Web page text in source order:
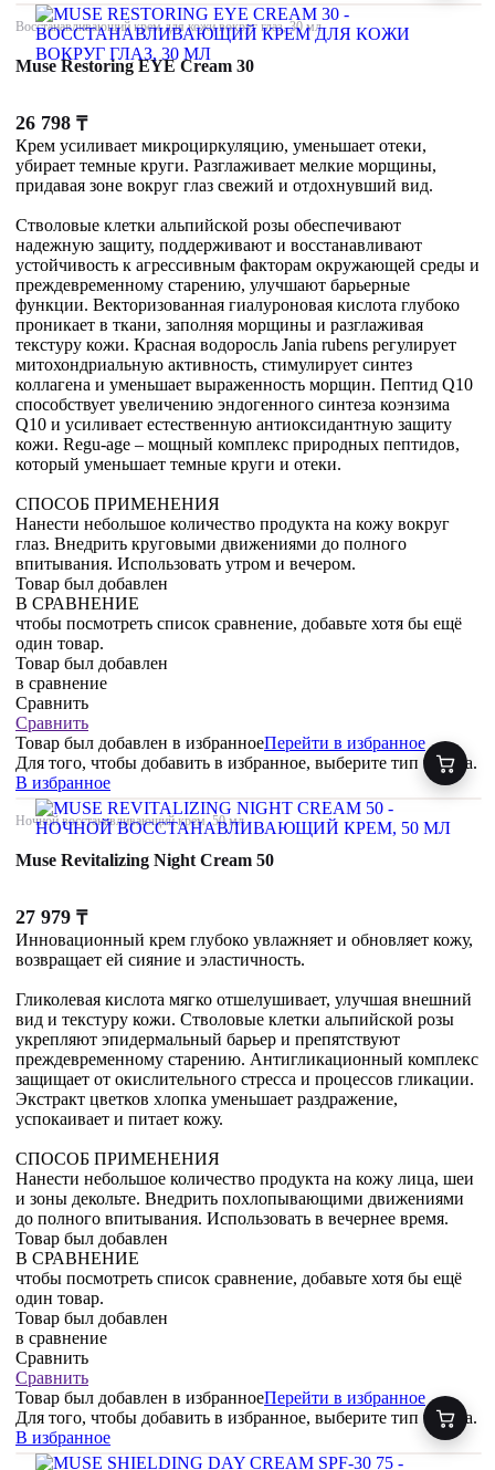
Восстанавливающий крем для кожи вокруг глаз, 30 мл
Muse Restoring EYE Cream 30
26 798 ₸
Крем усиливает микроциркуляцию, уменьшает отеки,
убирает темные круги. Разглаживает мелкие морщины,
придавая зоне вокруг глаз свежий и отдохнувший вид.
Стволовые клетки альпийской розы обеспечивают
надежную защиту, поддерживают и восстанавливают
устойчивость к агрессивным факторам окружающей среды и
преждевременному старению, улучшают барьерные
функции. Векторизованная гиалуроновая кислота глубоко
проникает в ткани, заполняя морщины и разглаживая
текстуру кожи. Красная водоросль Jania rubens регулирует
митохондриальную активность, стимулирует синтез
коллагена и уменьшает выраженность морщин. Пептид Q10
способствует увеличению эндогенного синтеза коэнзима
Q10 и усиливает естественную антиоксидантную защиту
кожи. Regu-age – мощный комплекс природных пептидов,
который уменьшает темные круги и отеки.
СПОСОБ ПРИМЕНЕНИЯ
Нанести небольшое количество продукта на кожу вокруг
глаз. Внедрить круговыми движениями до полного
впитывания. Использовать утром и вечером.
Товар был добавлен
В СРАВНЕНИЕ
чтобы посмотреть список сравнение, добавьте хотя бы ещё
один товар.
Товар был добавлен
в сравнение
Сравнить
Сравнить
Товар был добавлен в избранноеПерейти в избранное
Для того, чтобы добавить в избранное, выберите тип товара.
В избранное
Ночной восстанавливающий крем, 50 мл
Muse Revitalizing Night Cream 50
27 979 ₸
Инновационный крем глубоко увлажняет и обновляет кожу,
возвращает ей сияние и эластичность.
Гликолевая кислота мягко отшелушивает, улучшая внешний
вид и текстуру кожи. Стволовые клетки альпийской розы
укрепляют эпидермальный барьер и препятствуют
преждевременному старению. Антигликационный комплекс
защищает от окислительного стресса и процессов гликации.
Экстракт цветков хлопка уменьшает раздражение,
успокаивает и питает кожу.
СПОСОБ ПРИМЕНЕНИЯ
Нанести небольшое количество продукта на кожу лица, шеи
и зоны декольте. Внедрить похлопывающими движениями
до полного впитывания. Использовать в вечернее время.
Товар был добавлен
В СРАВНЕНИЕ
чтобы посмотреть список сравнение, добавьте хотя бы ещё
один товар.
Товар был добавлен
в сравнение
Сравнить
Сравнить
Товар был добавлен в избранноеПерейти в избранное
Для того, чтобы добавить в избранное, выберите тип товара.
В избранное